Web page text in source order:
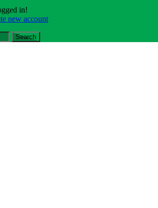
in!
new account